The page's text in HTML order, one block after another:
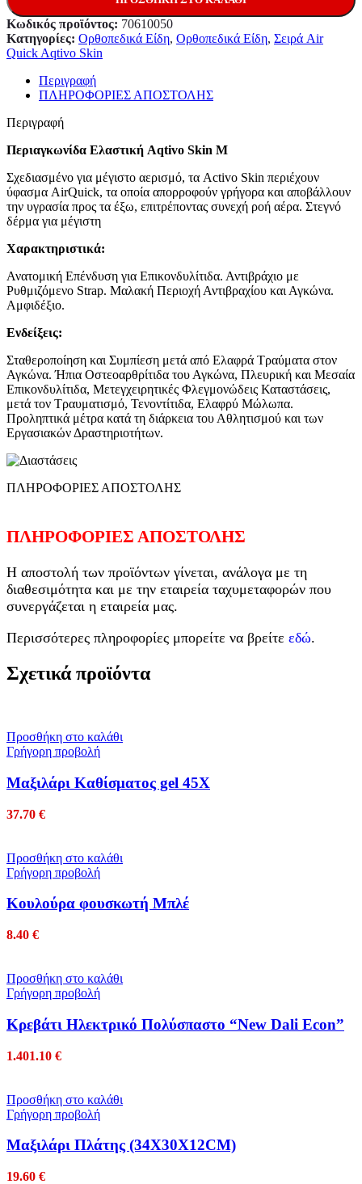
Κωδικός προϊόντος: 70610050
Κατηγορίες: Ορθοπεδικά Είδη, Ορθοπεδικά Είδη, Σειρά Air
Quick Aqtivo Skin
Περιγραφή
ΠΛΗΡΟΦΟΡΙΕΣ ΑΠΟΣΤΟΛΗΣ
Περιγραφή
Περιαγκωνίδα Ελαστική Aqtivo Skin M
Σχεδιασμένο για μέγιστo αερισμό, τα Activo Skin περιέχουν
ύφασμα AirQuick, τα οποία απορροφούν γρήγορα και αποβάλλουν
την υγρασία προς τα έξω, επιτρέποντας συνεχή ροή αέρα. Στεγνό
δέρμα για μέγιστη
Χαρακτηριστικά:
Ανατομική Επένδυση για Επικονδυλίτιδα. Αντιβράχιο με
Ρυθμιζόμενο Strap. Μαλακή Περιοχή Αντιβραχίου και Αγκώνα.
Αμφιδέξιο.
Ενδείξεις:
Σταθεροποίηση και Συμπίεση μετά από Ελαφρά Τραύματα στον
Αγκώνα. Ήπια Οστεοαρθρίτιδα του Αγκώνα, Πλευρική και Μεσαία
Επικονδυλίτιδα, Μετεγχειρητικές Φλεγμονώδεις Καταστάσεις,
μετά τον Τραυματισμό, Τενοντίτιδα, Ελαφρύ Μώλωπα.
Προληπτικά μέτρα κατά τη διάρκεια του Αθλητισμού και των
Εργασιακών Δραστηριοτήτων.
ΠΛΗΡΟΦΟΡΙΕΣ ΑΠΟΣΤΟΛΗΣ
ΠΛΗΡΟΦΟΡΙΕΣ ΑΠΟΣΤΟΛΗΣ
Η αποστολή των προϊόντων γίνεται, ανάλογα με τη
διαθεσιμότητα και με την εταιρεία ταχυμεταφορών που
συνεργάζεται η εταιρεία μας.
Περισσότερες πληροφορίες μπορείτε να βρείτε εδώ.
Σχετικά προϊόντα
Προσθήκη στο καλάθι
Γρήγορη προβολή
Mαξιλάρι Καθίσματος gel 45Χ
37.70 €
Προσθήκη στο καλάθι
Γρήγορη προβολή
Κουλούρα φουσκωτή Μπλέ
8.40 €
Προσθήκη στο καλάθι
Γρήγορη προβολή
Κρεβάτι Ηλεκτρικό Πολύσπαστο “New Dali Econ”
1.401.10 €
Προσθήκη στο καλάθι
Γρήγορη προβολή
Μαξιλάρι Πλάτης (34Χ30Χ12CM)
19.60 €